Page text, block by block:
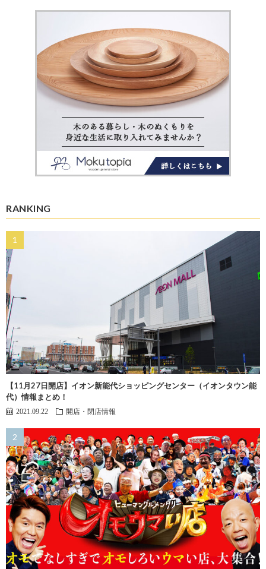
RANKING
【11月27日開店】イオン新能代ショッピングセンター（イオンタウン能
代）情報まとめ！
2021.09.22 開店・閉店情報